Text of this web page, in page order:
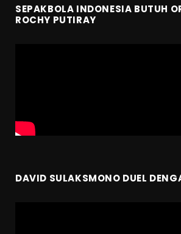
SEPAKBOLA INDONESIA BUTUH
ROCHY PUTIRAY
DAVID SULAKSMONO DUEL